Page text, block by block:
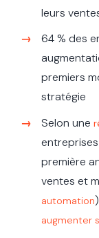
leurs
64 % des
premiers
stratégie
Selon une
première
ventes et
automation
augmenter